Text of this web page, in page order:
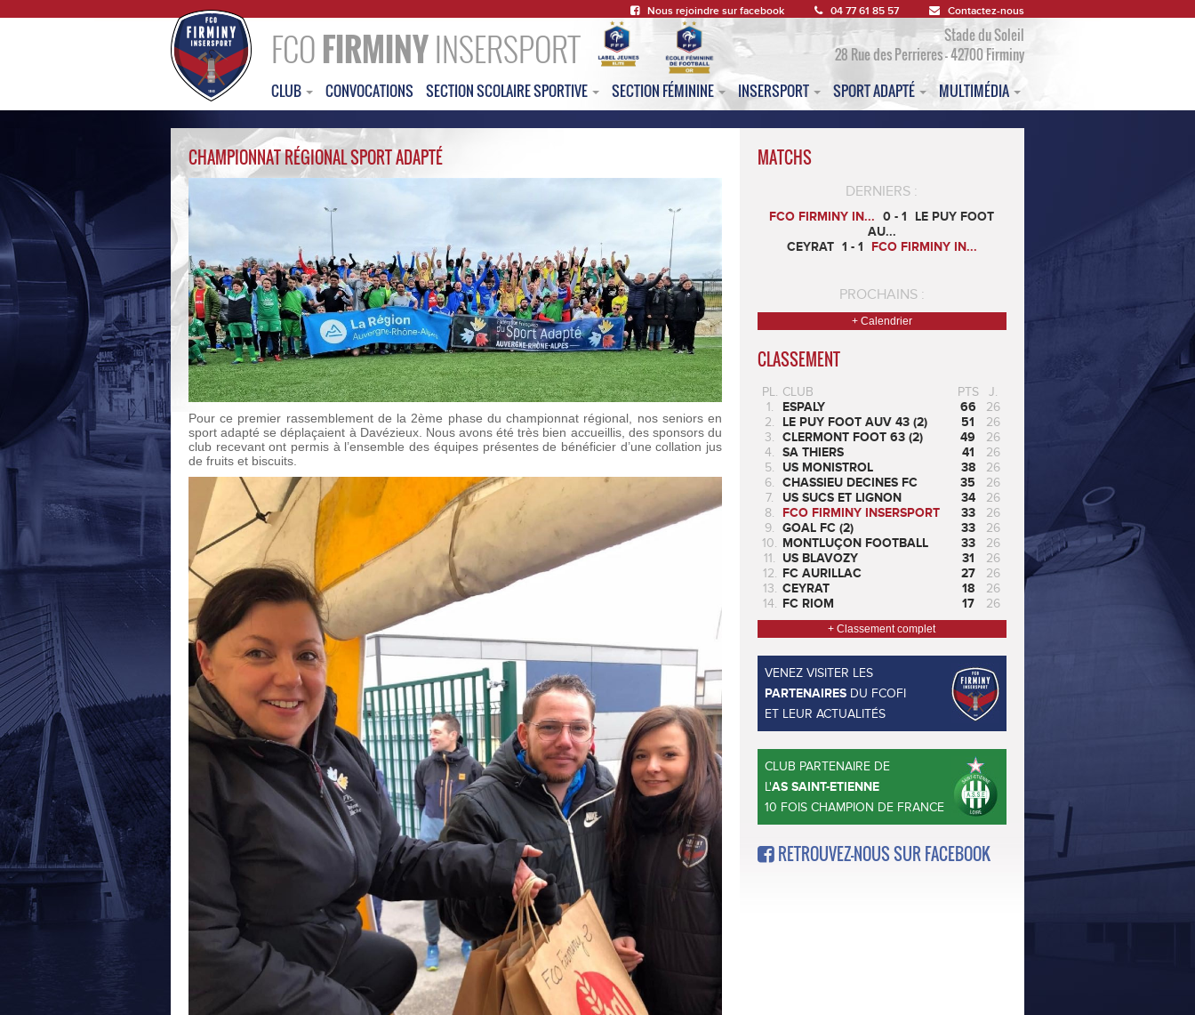
Nous rejoindre sur facebook 04 77 61 85 57 Contactez-nous
FCOFIRMINYINSERSPORT
Stade du Soleil
28 Rue des Perrieres - 42700 Firminy
CLUB CONVOCATIONS SECTION SCOLAIRE SPORTIVE SECTION FÉMININE INSERSPORT SPORT ADAPTÉ MULTIMÉDIA
CHAMPIONNAT RÉGIONAL SPORT ADAPTÉ
Pour ce premier rassemblement de la 2ème phase du championnat régional, nos seniors en
sport adapté se déplaçaient à Davézieux. Nous avons été très bien accueillis, des sponsors du
club recevant ont permis à l’ensemble des équipes présentes de bénéficier d’une collation jus
de fruits et biscuits.
MATCHS
DERNIERS :
FCO FIRMINY IN... 0 - 1
LE PUY FOOT
AU...
CEYRAT 1 - 1 FCO FIRMINY IN...
PROCHAINS :
+ Calendrier
CLASSEMENT
PL. CLUB PTS
J.
1.
ESPALY 66
26
2.
LE PUY FOOT AUV 43 (2) 51
26
3. CLERMONT FOOT 63 (2) 49
26
4. SA THIERS 41
26
5.
US MONISTROL 38
26
6. CHASSIEU DECINES FC 35
26
7.
US SUCS ET LIGNON 34
26
8.
FCO FIRMINY INSERSPORT 33
26
9. GOAL FC (2) 33
26
10. MONTLUÇON FOOTBALL 33
26
11. US BLAVOZY 31
26
12. FC AURILLAC 27
26
13. CEYRAT 18
26
14. FC RIOM 17 26
+ Classement complet
VENEZ VISITER LES
PARTENAIRESDU FCOFI
ET LEUR ACTUALITÉS
CLUB PARTENAIRE DE
L'AS SAINT-ETIENNE
10 FOIS CHAMPION DE FRANCE
RETROUVEZ-NOUS SUR FACEBOOK